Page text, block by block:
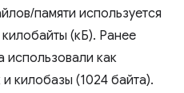
памяти используется
(кБ). Ранее
использовали как
килобазы (1024 байта).